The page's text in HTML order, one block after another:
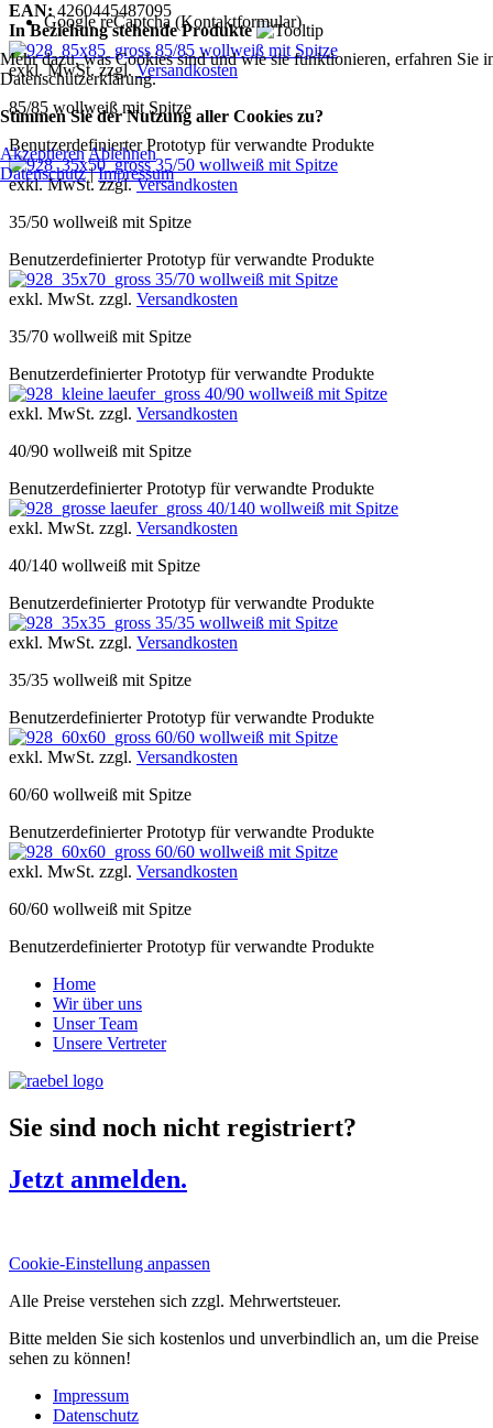
EAN: 4260445487095
In Beziehung stehende Produkte
85/85 wollweiß mit Spitze
exkl. MwSt. zzgl.Versandkosten
85/85 wollweiß mit Spitze
Benutzerdefinierter Prototyp für verwandte Produkte
35/50 wollweiß mit Spitze
exkl. MwSt. zzgl.Versandkosten
35/50 wollweiß mit Spitze
Benutzerdefinierter Prototyp für verwandte Produkte
35/70 wollweiß mit Spitze
exkl. MwSt. zzgl. Versandkosten
35/70 wollweiß mit Spitze
Benutzerdefinierter Prototyp für verwandte Produkte
40/90 wollweiß mit Spitze
exkl. MwSt. zzgl. Versandkosten
40/90 wollweiß mit Spitze
Benutzerdefinierter Prototyp für verwandte Produkte
40/140 wollweiß mit Spitze
exkl. MwSt. zzgl. Versandkosten
40/140 wollweiß mit Spitze
Benutzerdefinierter Prototyp für verwandte Produkte
35/35 wollweiß mit Spitze
exkl. MwSt. zzgl. Versandkosten
35/35 wollweiß mit Spitze
Benutzerdefinierter Prototyp für verwandte Produkte
60/60 wollweiß mit Spitze
exkl. MwSt. zzgl. Versandkosten
60/60 wollweiß mit Spitze
Benutzerdefinierter Prototyp für verwandte Produkte
60/60 wollweiß mit Spitze
exkl. MwSt. zzgl. Versandkosten
60/60 wollweiß mit Spitze
Benutzerdefinierter Prototyp für verwandte Produkte
Home
Wir über uns
Unser Team
Unsere Vertreter
Sie sind noch nicht registriert?
Jetzt anmelden.
Cookie-Einstellung anpassen
Alle Preise verstehen sich zzgl. Mehrwertsteuer.
Bitte melden Sie sich kostenlos und unverbindlich an, um die Preise
sehen zu können!
Impressum
Datenschutz
Google reCaptcha (Kontaktformular)
Mehr dazu, was Cookies sind und wie sie funktionieren, erfahren Sie
Datenschutzerklärung.
Stimmen Sie der Nutzung aller Cookies zu?
AkzeptierenAblehnen
Datenschutz|Impressum